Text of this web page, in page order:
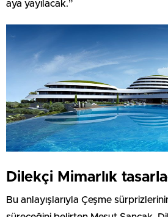
aya yayılacak.”
Dilekçi Mimarlık
Bu anlayışlarıyla Çeşme